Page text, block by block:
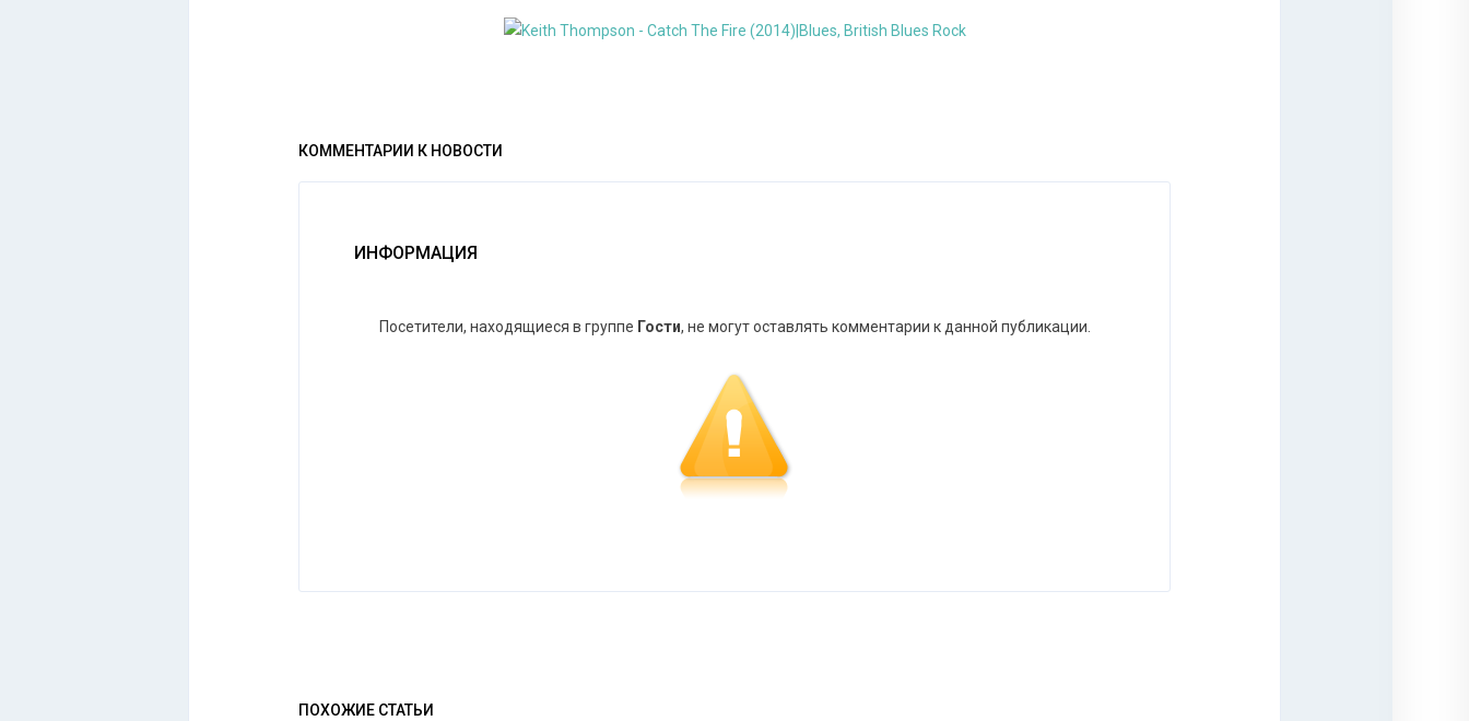
КОММЕНТАРИИ К НОВОСТИ
ИНФОРМАЦИЯ
Посетители, находящиеся в группе Гости, не могут оставлять комментарии к данной публикации.
ПОХОЖИЕ СТАТЬИ